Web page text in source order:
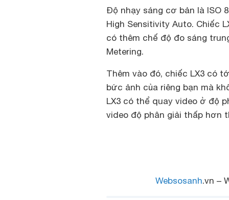
Độ nhạy sáng cơ bản là ISO
High Sensitivity Auto. Chiếc
có thêm chế độ đo sáng
Metering.
Thêm vào đó, chiếc LX3 có
bức ảnh của riêng bạn mà
LX3 có thể quay video ở độ
video độ phân giải thấp hơn
Websosanh.vn –